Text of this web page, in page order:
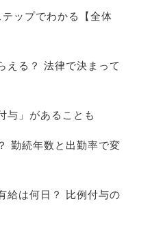
ップでわかる【全体
える？ 法律で決まって
与」があることも
勤続年数と出勤率で変
給は何日？ 比例付与の